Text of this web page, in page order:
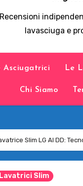
Recensioni
lavasciuga e
Asciugatrici Le
Chi Siamo
Slim LG AI DD:
Slim